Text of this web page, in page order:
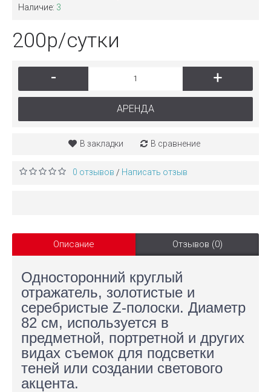
Наличие: 3
200р/сутки
- +
АРЕНДА
В закладки В сравнение
0 отзывов / Написать отзыв
Описание Отзывов (0)
Односторонний круглый
отражатель, золотистые и
серебристые Z-полоски. Диаметр
82 см, используется в
предметной, портретной и других
видах съемок для подсветки
теней или создании светового
акцента.